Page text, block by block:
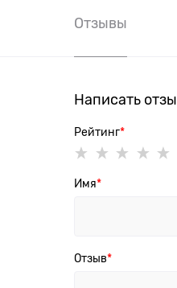
Отзывы
Написать
Рейтинг
Имя
Отзыв